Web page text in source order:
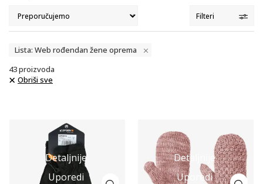
Filteri
Lista: Web rođendan žene oprema
43proizvoda
Obriši sve
Detaljnije
Uporedi
Detaljnije
Uporedi